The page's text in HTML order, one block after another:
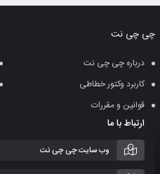
چی چی نت
درباره چی چی نت
کاربرد وکتور خطاطی
قوانین و مقررات
ارتباط با ما
وب سایت چی چی نت